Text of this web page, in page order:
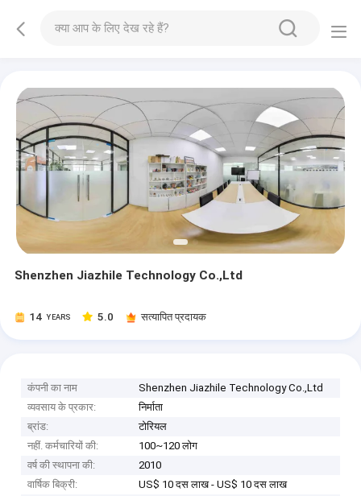
Shenzhen Jiazhile Technology Co.,Ltd
14 YEARS 5.0 सत्यापित प्रदायक
कंपनी का नाम
Shenzhen Jiazhile Technology Co.,Ltd
व्यवसाय के प्रकार:
निर्माता
ब्रांड:
टोरियल
नहीं. कर्मचारियों की:
100~120 लोग
वर्ष की स्थापना की:
2010
वार्षिक बिक्री:
US$ 10 दस लाख - US$ 10 दस लाख